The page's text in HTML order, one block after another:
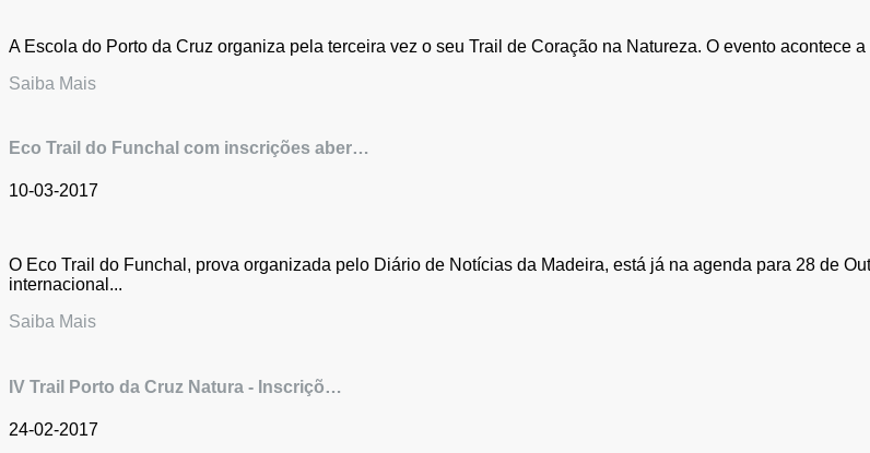
A Escola do Porto da Cruz organiza pela terceira vez o seu Trail de Coração na Natureza. O evento acontece
Saiba Mais
Eco Trail do Funchal com inscrições aber…
10-03-2017
O Eco Trail do Funchal, prova organizada pelo Diário de Notícias da Madeira, está já na agenda para 28 de
internacional...
Saiba Mais
IV Trail Porto da Cruz Natura - Inscriçõ…
24-02-2017